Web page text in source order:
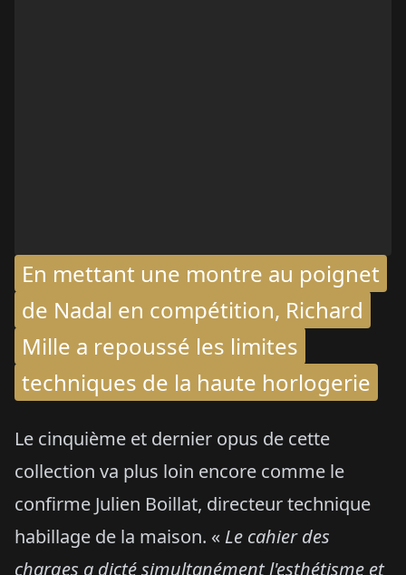
En mettant une montre au poignet
de Nadal en compétition, Richard
Mille a repoussé les limites
techniques de la haute horlogerie
Le cinquième et dernier opus de cette
collection va plus loin encore comme le
confirme Julien Boillat, directeur technique
habillage de la maison. « Le cahier des
charges a dicté simultanément l'esthétisme et